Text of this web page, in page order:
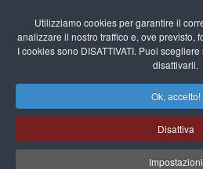
Utilizziamo cookies per garantire il
analizzare il nostro traffico e, ove previsto,
I cookies sono DISATTIVATI. Puoi
disattivarli.
Ok, accetto!
Disattiva
Impostazioni
Mappa del
Mr Balthasar
Artista scultore e
Quai Séverine Résidence Navy Club / 17 83430
Alpes-Côte d'Azur-